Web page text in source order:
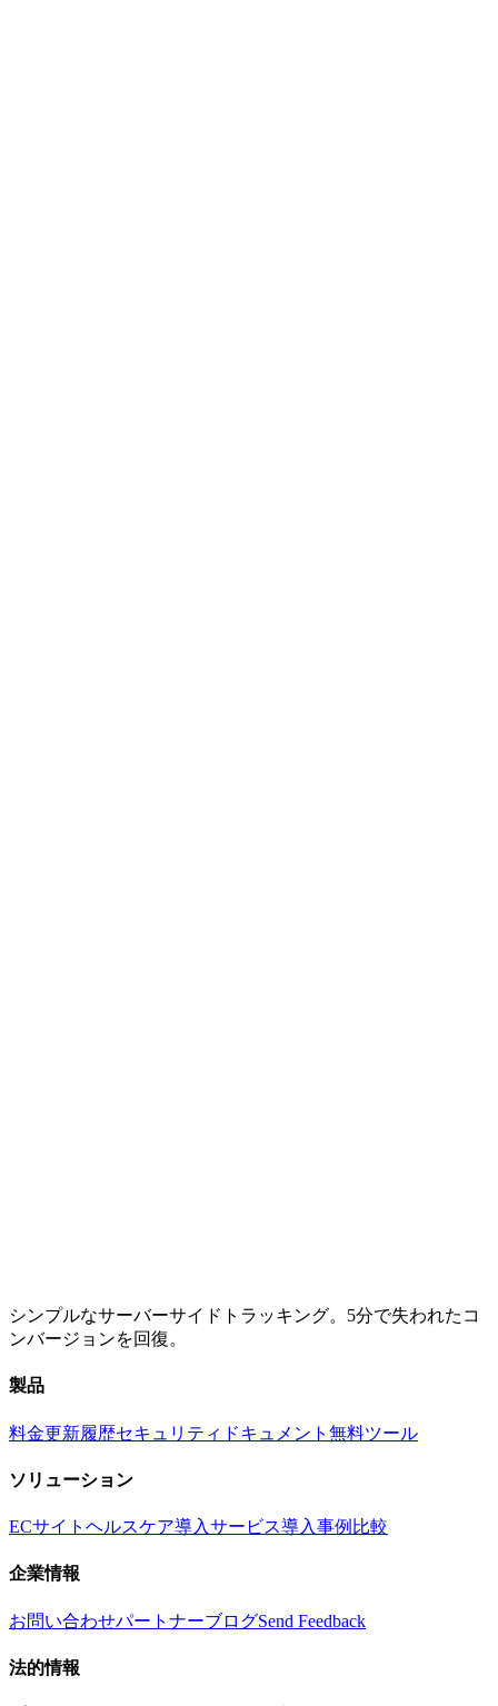
シンプルなサーバーサイドトラッキング。5分で失われたコ
ンバージョンを回復。
製品
料金更新履歴セキュリティ ドキュメント 無料ツール
ソリューション
ECサイト ヘルスケア導入サービス導入事例 比較
企業情報
お問い合わせパートナーブログSend Feedback
法的情報